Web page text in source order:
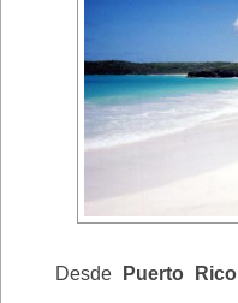
Desde Puerto Rico